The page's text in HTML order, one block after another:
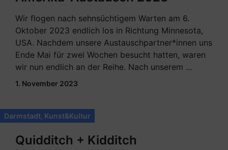
Wir flogen nach sehnsüchtigem Warten am 6.
Oktober 2023 endlich los in Richtung Minnesota,
USA. Nachdem unsere Austauschpartner*innen uns
Ende Mai für zwei Wochen besucht hatten, waren
wir nun endlich an der Reihe. Nach unserem ...
1. November 2023
Darmstadt Kunst&Kultur
Quidditch + Kidditch